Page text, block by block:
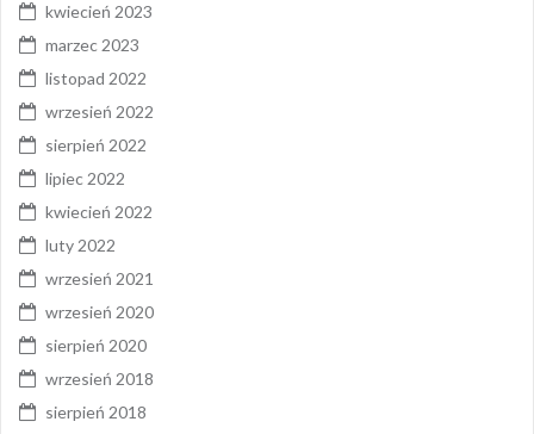
kwiecień 2023
marzec 2023
listopad 2022
wrzesień 2022
sierpień 2022
lipiec 2022
kwiecień 2022
luty 2022
wrzesień 2021
wrzesień 2020
sierpień 2020
wrzesień 2018
sierpień 2018